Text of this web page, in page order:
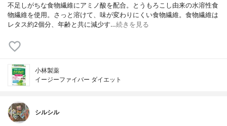
不足しがちな食物繊維にアミノ酸を配合。とうもろこし由来の水溶性食
物繊維を使用。さっと溶けて、味が変わりにくい食物繊維。食物繊維は
レタス約2個分、年齢と共に減少す…続きを見る
小林製薬
イージーファイバー ダイエット
シルシル